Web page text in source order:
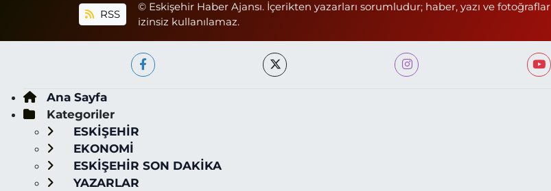
RSS
© Eskişehir Haber Ajansı. İçerikten yazarları sorumludur; haber, yazı ve fotoğraflar
izinsiz kullanılamaz.
Ana Sayfa
Kategoriler
ESKİŞEHİR
EKONOMİ
ESKİŞEHİR SON DAKİKA
YAZARLAR